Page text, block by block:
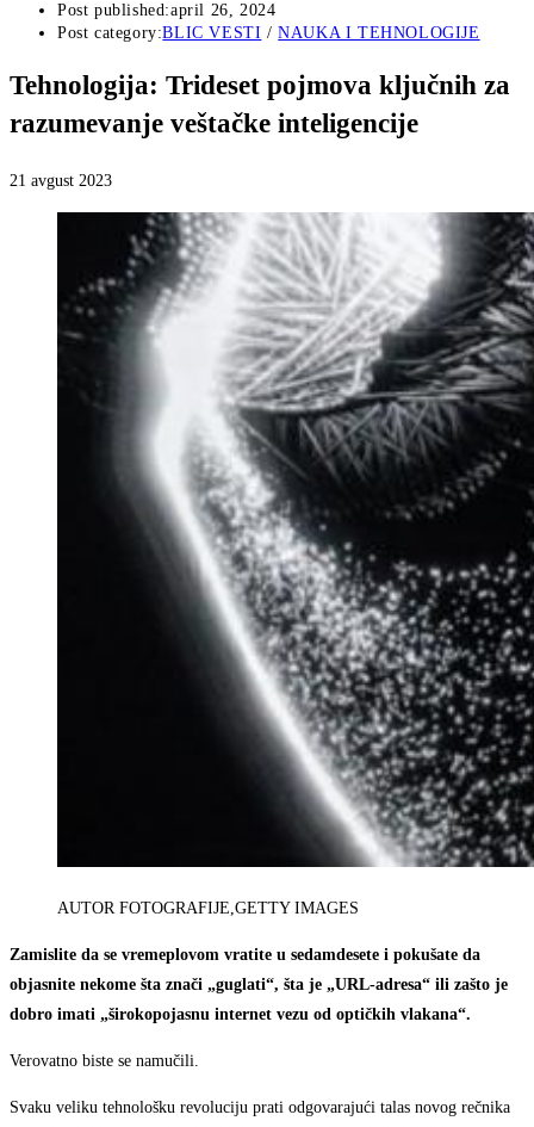
Post published:april 26, 2024
Post category:BLIC VESTI / NAUKA I TEHNOLOGIJE
Tehnologija: Trideset pojmova ključnih za
razumevanje veštačke inteligencije
21 avgust 2023
AUTOR FOTOGRAFIJE,GETTY IMAGES
Zamislite da se vremeplovom vratite u sedamdesete i pokušate da
objasnite nekome šta znači „guglati“, šta je „URL-adresa“ ili zašto je
dobro imati „širokopojasnu internet vezu od optičkih vlakana“.
Verovatno biste se namučili.
Svaku veliku tehnološku revoluciju prati odgovarajući talas novog rečnika